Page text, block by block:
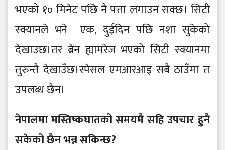
भएको १० मिनेट पछि नै पत्ता लगाउन सक्छ। सिटी
स्क्यानले भने एक, दुईदिन पछि नशा सुकेको
देखाउछ।तर ब्रेन ह्यामरेज भएको सिटी स्क्यानमा
तुरुन्तै देखाउँछ।स्पेसल एमआरआइ सबै ठाउँमा त
उपलब्ध छैन।
नेपालमा मस्तिष्कघातको समयमै सहि उपचार हुनै
सकेको छैन भन्न सकिन्छ?